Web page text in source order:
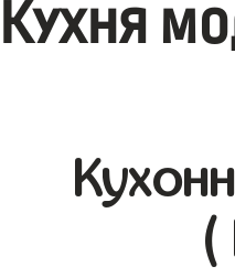
Кухня
(